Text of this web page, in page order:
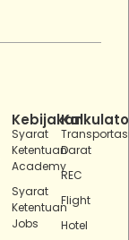
Kebijakan
Syarat
Ketentuan
Academy
Syarat
Ketentuan
Jobs
Darat
REC
Flight
Hotel